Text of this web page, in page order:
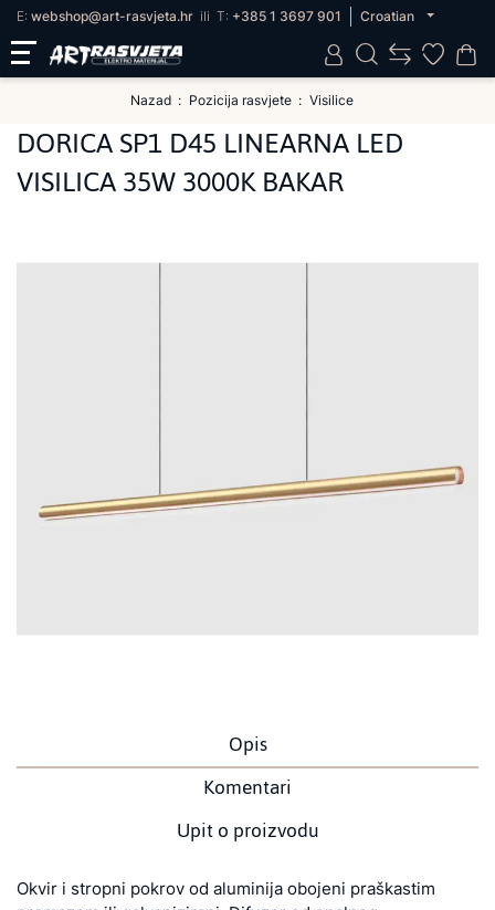
E: webshop@art-rasvjeta.hr ili T: +385 1 3697 901 Croatian
Nazad Pozicija rasvjete Visilice
DORICA SP1 D45 LINEARNA LED
VISILICA 35W 3000K BAKAR
Opis
Komentari
Upit o proizvodu
Okvir i stropni pokrov od aluminija obojeni praškastim